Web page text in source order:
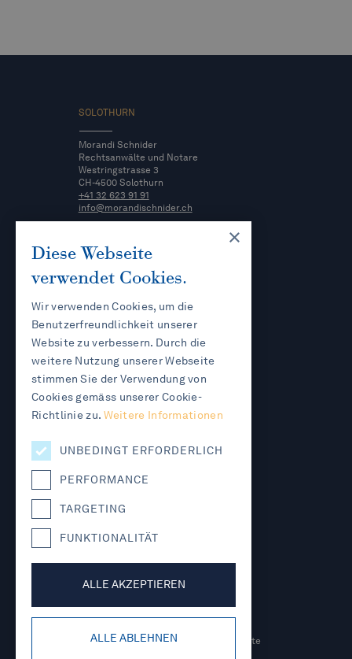
SOLOTHURN
Morandi Schnider
Rechtsanwälte und Notare
Westringstrasse 3
CH-4500 Solothurn
+41 32 623 91 91
info@morandischnider.ch
HERZOGENBUCHSEE
Morandi Schnider
Bernstrasse 8
CH-3360 Herzogenbuchsee
+41 62 961 91 91
info@morandischnider.ch
BERN
Rechtsanwälte
CH-3005 Bern
+41 32 654 99 99
KANZLEI|
IMPRESSUM
© 2026 Morandi Schnider Rechtsanwälte
×
Diese Webseite
verwendet Cookies.
Wir verwenden Cookies, um die
Benutzerfreundlichkeit unserer
Website zu verbessern. Durch die
weitere Nutzung unserer Webseite
stimmen Sie der Verwendung von
Cookies gemäss unserer Cookie-
Richtlinie zu. Weitere Informationen
UNBEDINGT ERFORDERLICH
PERFORMANCE
TARGETING
FUNKTIONALITÄT
ALLE AKZEPTIEREN
ALLE ABLEHNEN